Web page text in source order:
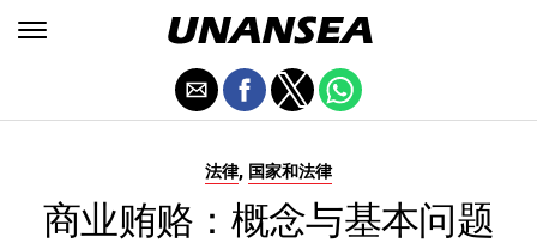
法律, 国家和法律
商业贿赂：概念与基本问题